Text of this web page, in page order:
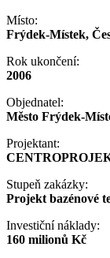
Místo:
Frýdek-Místek,
Rok ukončení:
2006
Objednatel:
Město Frýdek-
Projektant:
Stupeň zakázky:
Projekt bazénové
Investiční náklady:
160 milionů Kč